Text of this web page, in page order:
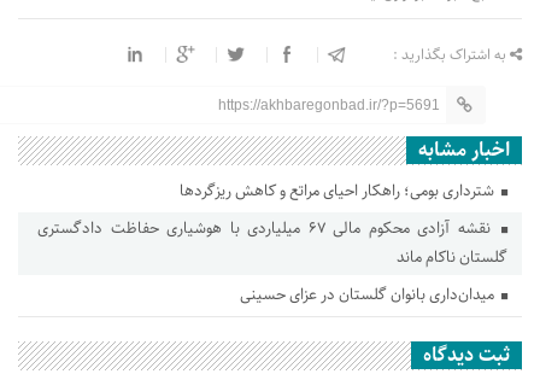
به اشتراک بگذارید :
https://akhbaregonbad.ir/?p=5691
اخبار مشابه
شترداری بومی؛ راهکار احیای مراتع و کاهش ریزگردها
نقشه آزادی محکوم مالی ۶۷ میلیاردی با هوشیاری حفاظت دادگستری
گلستان ناکام ماند
میدان‌داری بانوان گلستان در عزای حسینی
ثبت دیدگاه